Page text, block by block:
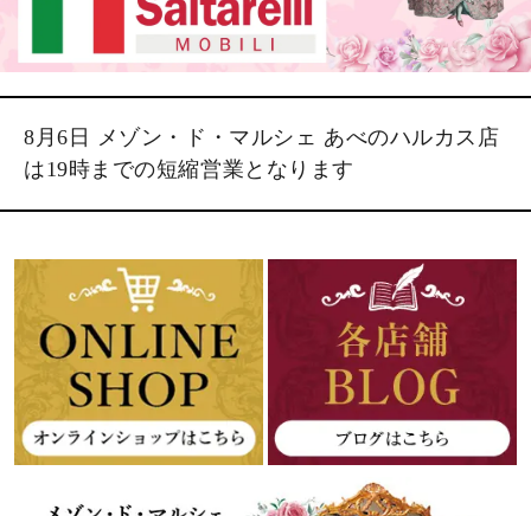
8月6日 メゾン・ド・マルシェ あべのハルカス店
は19時までの短縮営業となります